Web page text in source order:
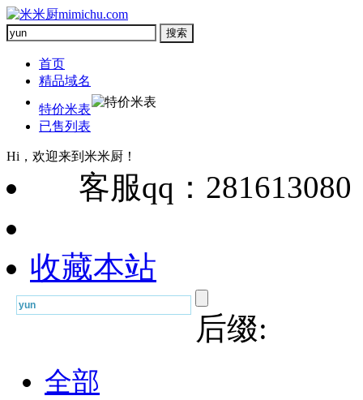
首页
精品域名
特价米表
已售列表
Hi，欢迎来到米米厨！
客服qq：281613080
收藏本站
后缀:
全部